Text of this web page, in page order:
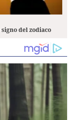
del zodiaco